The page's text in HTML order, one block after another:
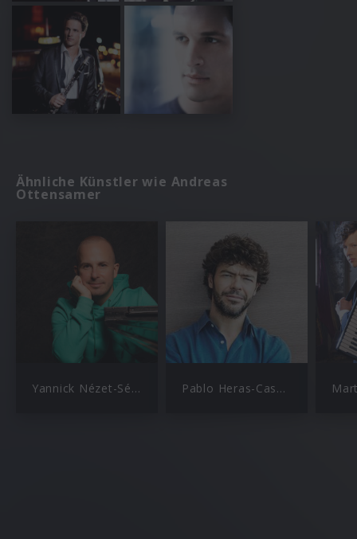
Ähnliche Künstler wie Andreas
Ottensamer
Yannick Nézet-Séguin Pablo Heras-Casado